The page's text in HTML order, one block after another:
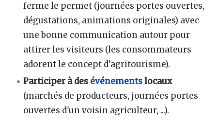
ferme le permet (journées portes ouvertes,
dégustations, animations originales) avec
une bonne communication autour pour
attirer les visiteurs (les consommateurs
adorent le concept d’agritourisme).
Participer à des événementslocaux
(marchés de producteurs, journées portes
ouvertes d'un voisin agriculteur, ...).